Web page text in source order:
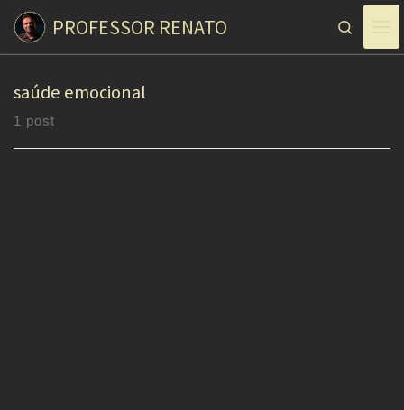
Skip to content
PROFESSOR RENATO
saúde emocional
1 post